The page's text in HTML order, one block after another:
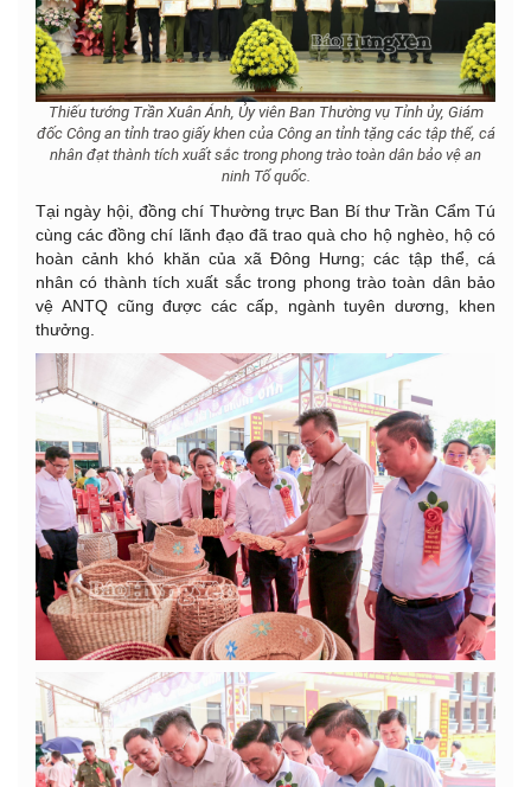
Thiếu tướng Trần Xuân Ánh, Ủy viên Ban Thường vụ Tỉnh ủy, Giám
đốc Công an tỉnh trao giấy khen của Công an tỉnh tặng các tập thể, cá
nhân đạt thành tích xuất sắc trong phong trào toàn dân bảo vệ an
ninh Tổ quốc.
Tại ngày hội, đồng chí Thường trực Ban Bí thư Trần Cẩm Tú
cùng các đồng chí lãnh đạo đã trao quà cho hộ nghèo, hộ có
hoàn cảnh khó khăn của xã Đông Hưng; các tập thể, cá
nhân có thành tích xuất sắc trong phong trào toàn dân bảo
vệ ANTQ cũng được các cấp, ngành tuyên dương, khen
thưởng.